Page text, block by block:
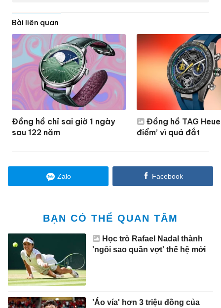
Bài liên quan
Đồng hồ chỉ sai giờ 1 ngày
sau 122 năm
Đồng hồ TAG
điểm’ vì quá đắt
Zalo Facebook
BẠN CÓ THỂ QUAN TÂM
Học trò Rafael Nadal thành
'ngôi sao quần vợt' thế hệ mới
'Áo vía' hơn 3 triệu đồng của